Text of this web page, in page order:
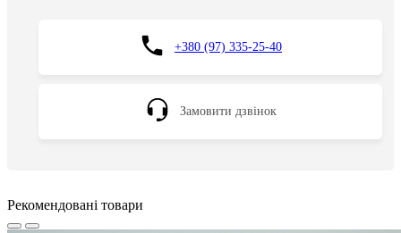
+380 (97) 335-25-40
Замовити дзвінок
Рекомендовані товари